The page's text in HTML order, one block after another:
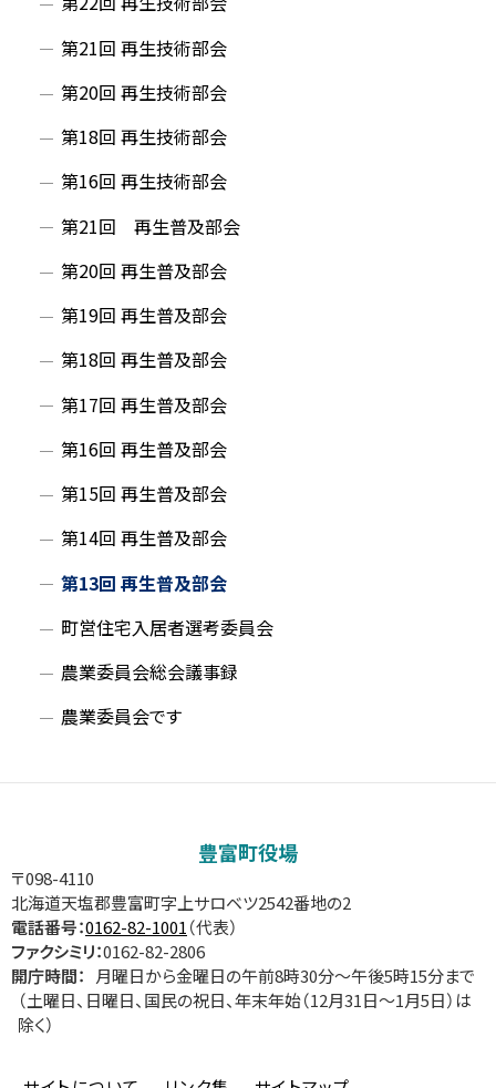
第21回 再生技術部会
第20回 再生技術部会
第18回 再生技術部会
第16回 再生技術部会
第21回 再生普及部会
第20回 再生普及部会
第19回 再生普及部会
第18回 再生普及部会
第17回 再生普及部会
第16回 再生普及部会
第15回 再生普及部会
第14回 再生普及部会
第13回 再生普及部会
町営住宅入居者選考委員会
農業委員会総会議事録
農業委員会です
サ
ド
・
メ
ニ
豊富町役場
〒098-4110
北海道天塩郡豊富町字上サロベツ2542番地の2
電話番号：0162-82-1001（代表）
ファクシミリ：0162-82-2806
開庁時間：
月曜日から金曜日の午前8時30分～午後5時15分まで
（土曜日、日曜日、国民の祝日、年末年始（12月31日～1月5日）は
除く）